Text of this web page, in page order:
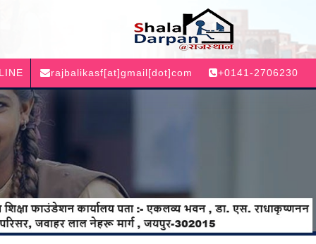
rajbalikasf[at]gmail[dot]com +0141-2706230